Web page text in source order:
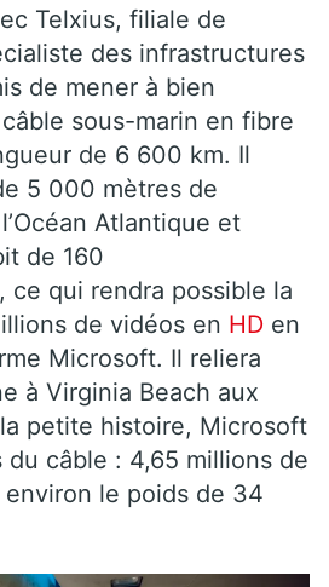
Telxius, filiale de
des infrastructures
de mener à bien
câble sous-marin en fibre
de 6 600 km. Il
5 000 mètres de
Atlantique et
de 160
ce qui rendra possible la
de vidéos en HD en
Microsoft. Il reliera
à Virginia Beach aux
petite histoire, Microsoft
câble : 4,65 millions de
le poids de 34